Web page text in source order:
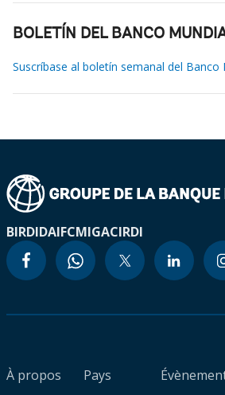
BOLETÍN DEL BANCO
Suscríbase al boletín semanal del Banco
BIRDIDAIFCMIGACIRDI
À propos
Pays